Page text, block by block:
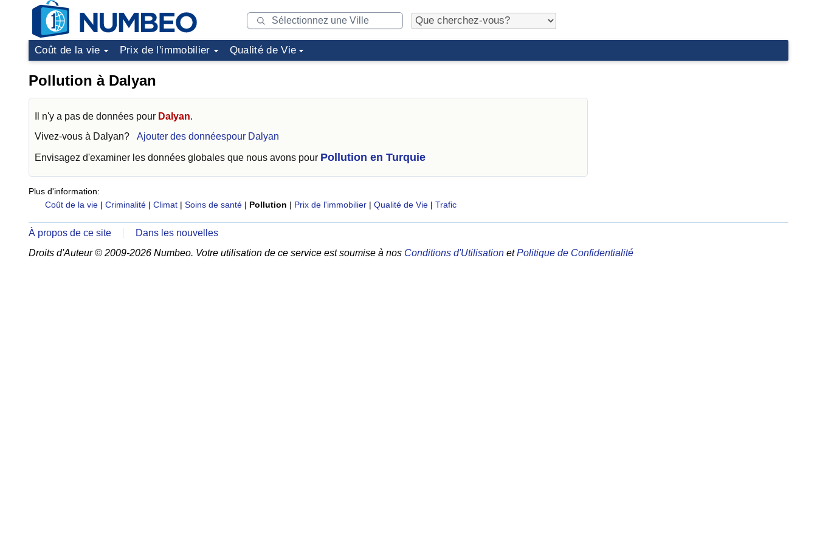
Coût de la vie Prix de l'immobilier Qualité de Vie
Pollution à Dalyan
Il n'y a pas de données pour Dalyan.
Vivez-vous à Dalyan? Ajouter des donnéespour Dalyan
Envisagez d'examiner les données globales que nous avons pour Pollution en Turquie
Plus d'information:
Coût de la vie | Criminalité | Climat | Soins de santé | Pollution | Prix de l'immobilier | Qualité de Vie | Trafic
À propos de ce site
Dans les nouvelles
Droits d'Auteur © 2009-2026 Numbeo. Votre utilisation de ce service est soumise à nos Conditions d'Utilisation etPolitique de Confidentialité